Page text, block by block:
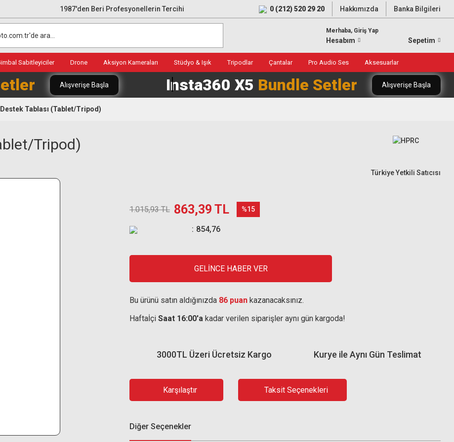
1987'den Beri Profesyonellerin Tercihi 0 (212) 520 29 20 Hakkımızda Banka Bilgileri
Merhaba, Giriş Yap
Hesabım Sepetim
Sabitleyiciler Drone Aksiyon Kameraları Stüdyo & Işık Tripodlar Çantalar Pro Audio Ses Aksesuarlar
Alışverişe Başla Insta360 X5 Bundle Setler Alışverişe Başla
Destek Tablası (Tablet/Tripod)
Tripod)
Türkiye Yetkili Satıcısı
1.015,93 TL 863,39 TL %15
854,76
GELİNCE HABER VER
Bu ürünü satın aldığınızda 86 puan kazanacaksınız.
Haftaİçi Saat 16:00'a kadar verilen siparişler aynı gün kargoda!
Kurye ile Aynı Gün Teslimat
3000TL Üzeri Ücretsiz Kargo
Karşılaştır Taksit Seçenekleri
Diğer Seçenekler